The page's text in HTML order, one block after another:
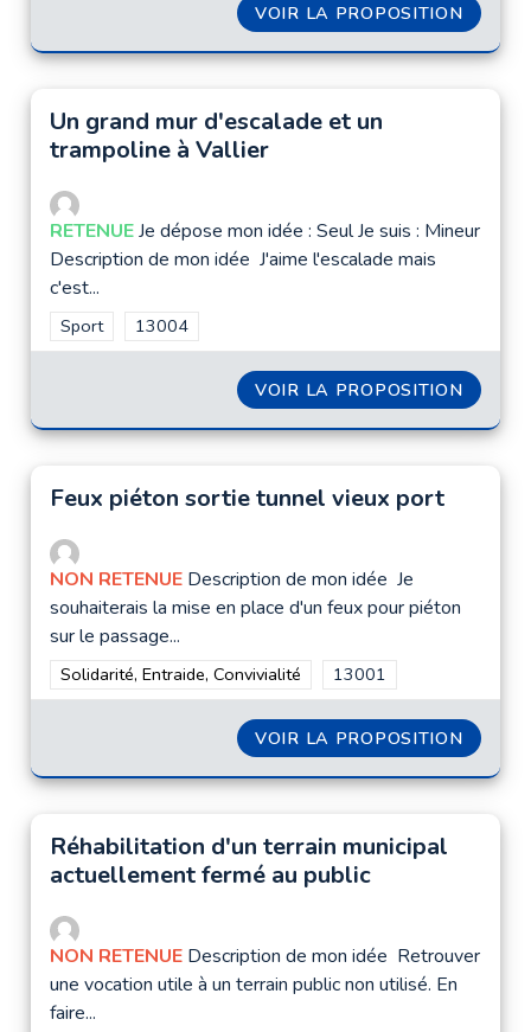
VOIR LA PROPOSITION
Un grand mur d'escalade et un
trampoline à Vallier
RETENUEJe dépose mon idée : Seul Je suis : Mineur
Description de mon idée J'aime l'escalade mais
c'est...
Filtrer les résultats de la catégorie : Sport
Sport Filtrer les résultats pour le secteur : 13004
13004
VOIR LA PROPOSITION UN
Feux piéton sortie tunnel vieux port
NON RETENUE Description de mon idée Je
souhaiterais la mise en place d'un feux pour piéton
sur le passage...
Filtrer les résultats de la catégorie : Solidarité, Entraide,
Solidarité, Entraide, Convivialité Filtrer les résultats pour
13001
VOIR LA PROPOSITION FEUX
Réhabilitation d'un terrain municipal
actuellement fermé au public
NON RETENUE Description de mon idée Retrouver
une vocation utile à un terrain public non utilisé. En
faire...